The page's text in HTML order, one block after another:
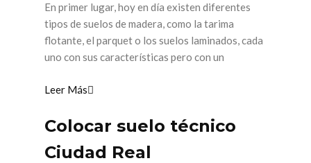
En primer lugar, hoy en día existen diferentes
tipos de suelos de madera, como la tarima
flotante, el parquet o los suelos laminados, cada
uno con sus características pero con un
Leer Más
Colocar suelo técnico
Ciudad Real